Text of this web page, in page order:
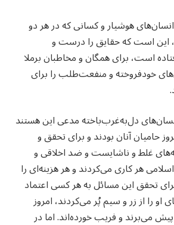
هوشیار و کسانی که در هر دو
این است که حقایق را درست و
است، برای همگان و مخاطبان برملا
خودفروخته و منفعت‌طلب را برای
دل‌به‌غرب‌باخته مدعی این هستند
حامیان آنان بودند و برای تحقق و
غلط و ناشایست و ضد اخلاقی و
هر کاری می‌کردند و هر هزینه‌ای را
تحقق این مسائل به هر کسی اعتماد
را از زر و سیم پُر می‌کردند، امروز
پیش می‌برند و فریب خورده‌اند. اما در